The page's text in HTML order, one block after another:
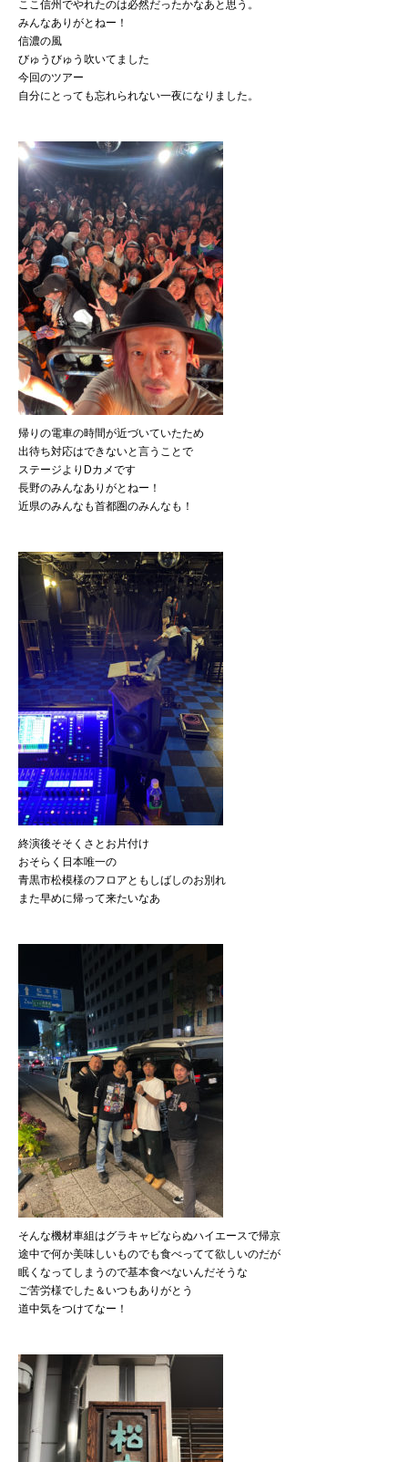
ここ信州でやれたのは必然だったかなあと思う。
みんなありがとねー！
信濃の風
びゅうびゅう吹いてました
今回のツアー
自分にとっても忘れられない一夜になりました。
帰りの電車の時間が近づいていたため
出待ち対応はできないと言うことで
ステージよりDカメです
長野のみんなありがとねー！
近県のみんなも首都圏のみんなも！
終演後そそくさとお片付け
おそらく日本唯一の
青黒市松模様のフロアともしばしのお別れ
また早めに帰って来たいなあ
そんな機材車組はグラキャビならぬハイエースで帰京
途中で何か美味しいものでも食べってて欲しいのだが
眠くなってしまうので基本食べないんだそうな
ご苦労様でした＆いつもありがとう
道中気をつけてなー！